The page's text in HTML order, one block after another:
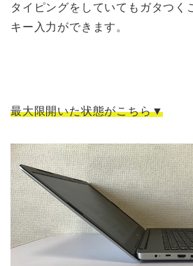
タイピングをしていてもガタつく
キー入力ができます。
最大限開いた状態がこちら▼